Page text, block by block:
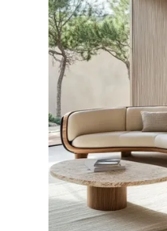
FABRIK
TOUR
KONTAKT
NACHRICHTEN
ALLE
FÄLLE